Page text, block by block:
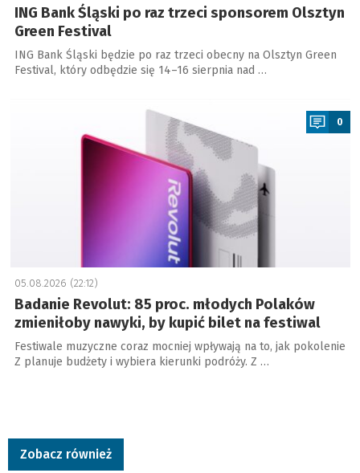
ING Bank Śląski po raz trzeci sponsorem Olsztyn
Green Festival
ING Bank Śląski będzie po raz trzeci obecny na Olsztyn Green
Festival, który odbędzie się 14–16 sierpnia nad …
0
05.08.2026 (22:12)
Badanie Revolut: 85 proc. młodych Polaków
zmieniłoby nawyki, by kupić bilet na festiwal
Festiwale muzyczne coraz mocniej wpływają na to, jak pokolenie
Z planuje budżety i wybiera kierunki podróży. Z …
Zobacz również